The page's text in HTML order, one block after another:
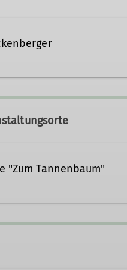
und Klettergruppe
"Zum Tannenbaum"